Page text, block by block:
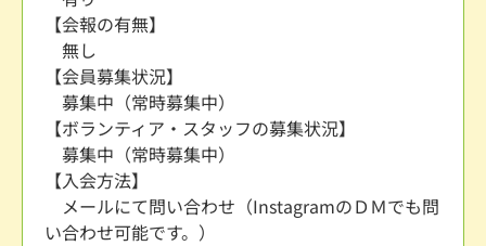
【会報の有無】
無し
【会員募集状況】
募集中（常時募集中）
【ボランティア・スタッフの募集状況】
募集中（常時募集中）
【入会方法】
メールにて問い合わせ（InstagramのＤＭでも問
い合わせ可能です。）